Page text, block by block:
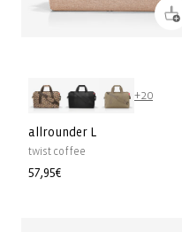
+20
allrounder L
twist coffee
Prix
57,95€